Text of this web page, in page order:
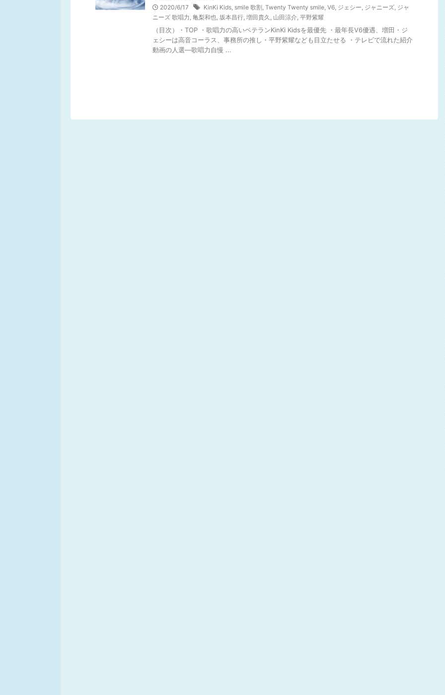
2020/6/17 KinKi Kids, smile 歌割 , Twenty Twenty smile, V6, ジェシー, ジャニーズ, ジャ
ニーズ 歌唱力, 亀梨和也, 坂本昌行, 増田貴久 , 山田涼介, 平野紫耀
（目次）・TOP ・歌唱力の高いベテランKinKi Kidsを最優先 ・最年長V6優遇、増田・ジ
ェシーは高音コーラス、事務所の推し・平野紫耀なども目立たせる ・テレビで流れた紹介
動画の人選―歌唱力自慢 ...